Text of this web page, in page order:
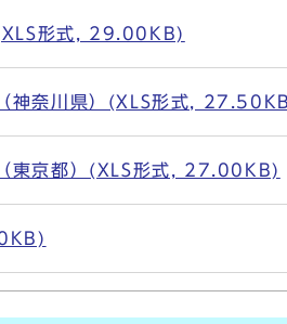
形式, 29.00KB)
神奈川県）(XLS形式,
東京都）(XLS形式, 27.00KB)